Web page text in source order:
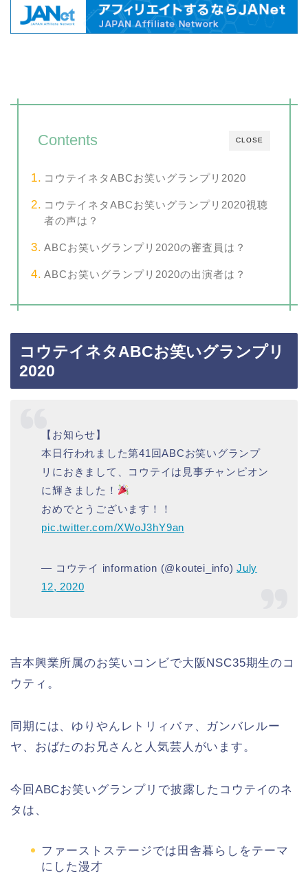
CLOSE
Contents
コウテイネタABCお笑いグランプリ2020
コウテイネタABCお笑いグランプリ2020視聴
者の声は？
ABCお笑いグランプリ2020の審査員は？
ABCお笑いグランプリ2020の出演者は？
コウテイネタABCお笑いグランプリ
2020
【お知らせ】
本日行われました第41回ABCお笑いグランプ
リにおきまして、コウテイは見事チャンピオン
に輝きました！
おめでとうございます！！
pic.twitter.com/XWoJ3hY9an
— コウテイ information (@koutei_info)July
12, 2020
吉本興業所属のお笑いコンビで大阪NSC35期生のコ
ウティ。
同期には、ゆりやんレトリィバァ、ガンバレルー
ヤ、おばたのお兄さんと人気芸人がいます。
今回ABCお笑いグランプリで披露したコウテイのネ
タは、
ファーストステージでは田舎暮らしをテーマ
にした漫才